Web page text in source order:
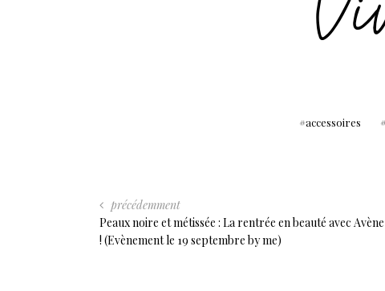
accessoires
précédemment
Peaux noire et métissée : La rentrée en beauté avec Avène
! (Evènement le 19 septembre by me)